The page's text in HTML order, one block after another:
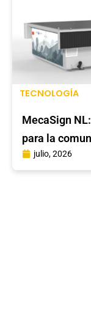
TECNOLOGÍA
MecaSign
para la
julio, 2026